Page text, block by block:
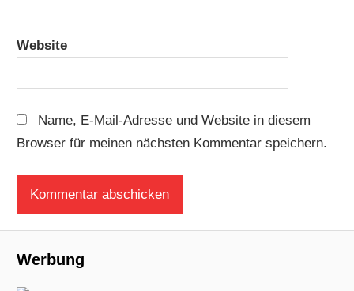
Website
Name, E-Mail-Adresse und Website in diesem
Browser für meinen nächsten Kommentar speichern.
Werbung